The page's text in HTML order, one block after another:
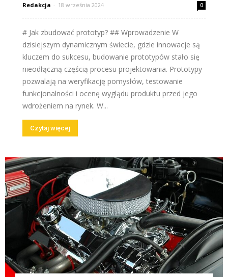
Redakcja - 18 września 2024 0
# Jak zbudować prototyp? ## Wprowadzenie W
dzisiejszym dynamicznym świecie, gdzie innowacje są
kluczem do sukcesu, budowanie prototypów stało się
nieodłączną częścią procesu projektowania. Prototypy
pozwalają na weryfikację pomysłów, testowanie
funkcjonalności i ocenę wyglądu produktu przed jego
wdrożeniem na rynek. W...
Czytaj więcej